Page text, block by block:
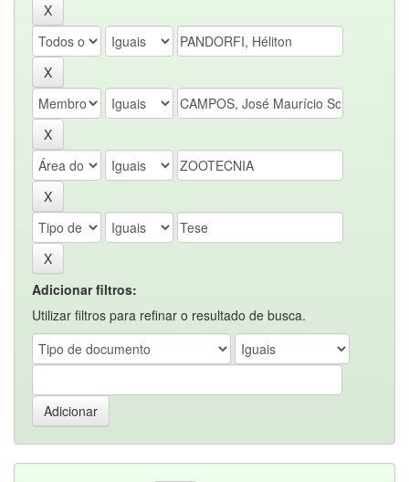
Adicionar filtros:
Utilizar filtros para refinar o resultado de busca.